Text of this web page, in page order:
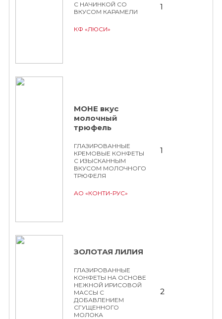
С НАЧИНКОЙ СО
ВКУСОМ КАРАМЕЛИ
КФ «ЛЮСИ»
1
МОНЕ вкус
молочный
трюфель
ГЛАЗИРОВАННЫЕ
КРЕМОВЫЕ КОНФЕТЫ
С ИЗЫСКАННЫМ
ВКУСОМ МОЛОЧНОГО
ТРЮФЕЛЯ
АО «КОНТИ-РУС»
1
ЗОЛОТАЯ ЛИЛИЯ
ГЛАЗИРОВАННЫЕ
КОНФЕТЫ НА ОСНОВЕ
НЕЖНОЙ ИРИСОВОЙ
МАССЫ С
ДОБАВЛЕНИЕМ
СГУЩЕННОГО
МОЛОКА
2